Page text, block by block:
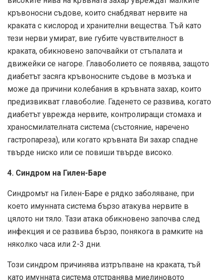
кръвоносни съдове, които снабдяват нервите на
краката с кислород и хранителни вещества. Тъй като
тези нерви умират, вие губите чувствителност в
краката, обикновено започвайки от стъпалата и
движейки се нагоре. Главоболието се появява, защото
диабетът засяга кръвоносните съдове в мозъка и
може да причини колебания в кръвната захар, които
предизвикват главоболие. Гаденето се развива, когато
диабетът уврежда нервите, контролиращи стомаха и
храносмилателната система (състояние, наречено
гастропареза), или когато кръвната Ви захар спадне
твърде ниско или се повиши твърде високо.
4. Синдром на Гилен-Баре
Синдромът на Гилен-Баре е рядко заболяване, при
което имунната система бързо атакува нервите в
цялото ни тяло. Тази атака обикновено започва след
инфекция и се развива бързо, понякога в рамките на
няколко часа или 2-3 дни.
Този синдром причинява изтръпване на краката, тъй
като имунната система отстранява миелиновото